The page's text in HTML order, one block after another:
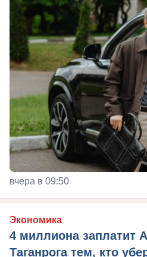
вчера в 09:50
Экономика
4 миллиона заплатит
Таганрога тем, кто